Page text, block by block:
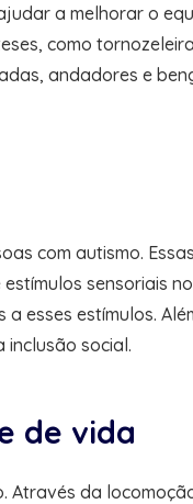
a melhorar o
como
andadores e
com autismo.
sensoriais
esses estímulos.
social.
de vida
da